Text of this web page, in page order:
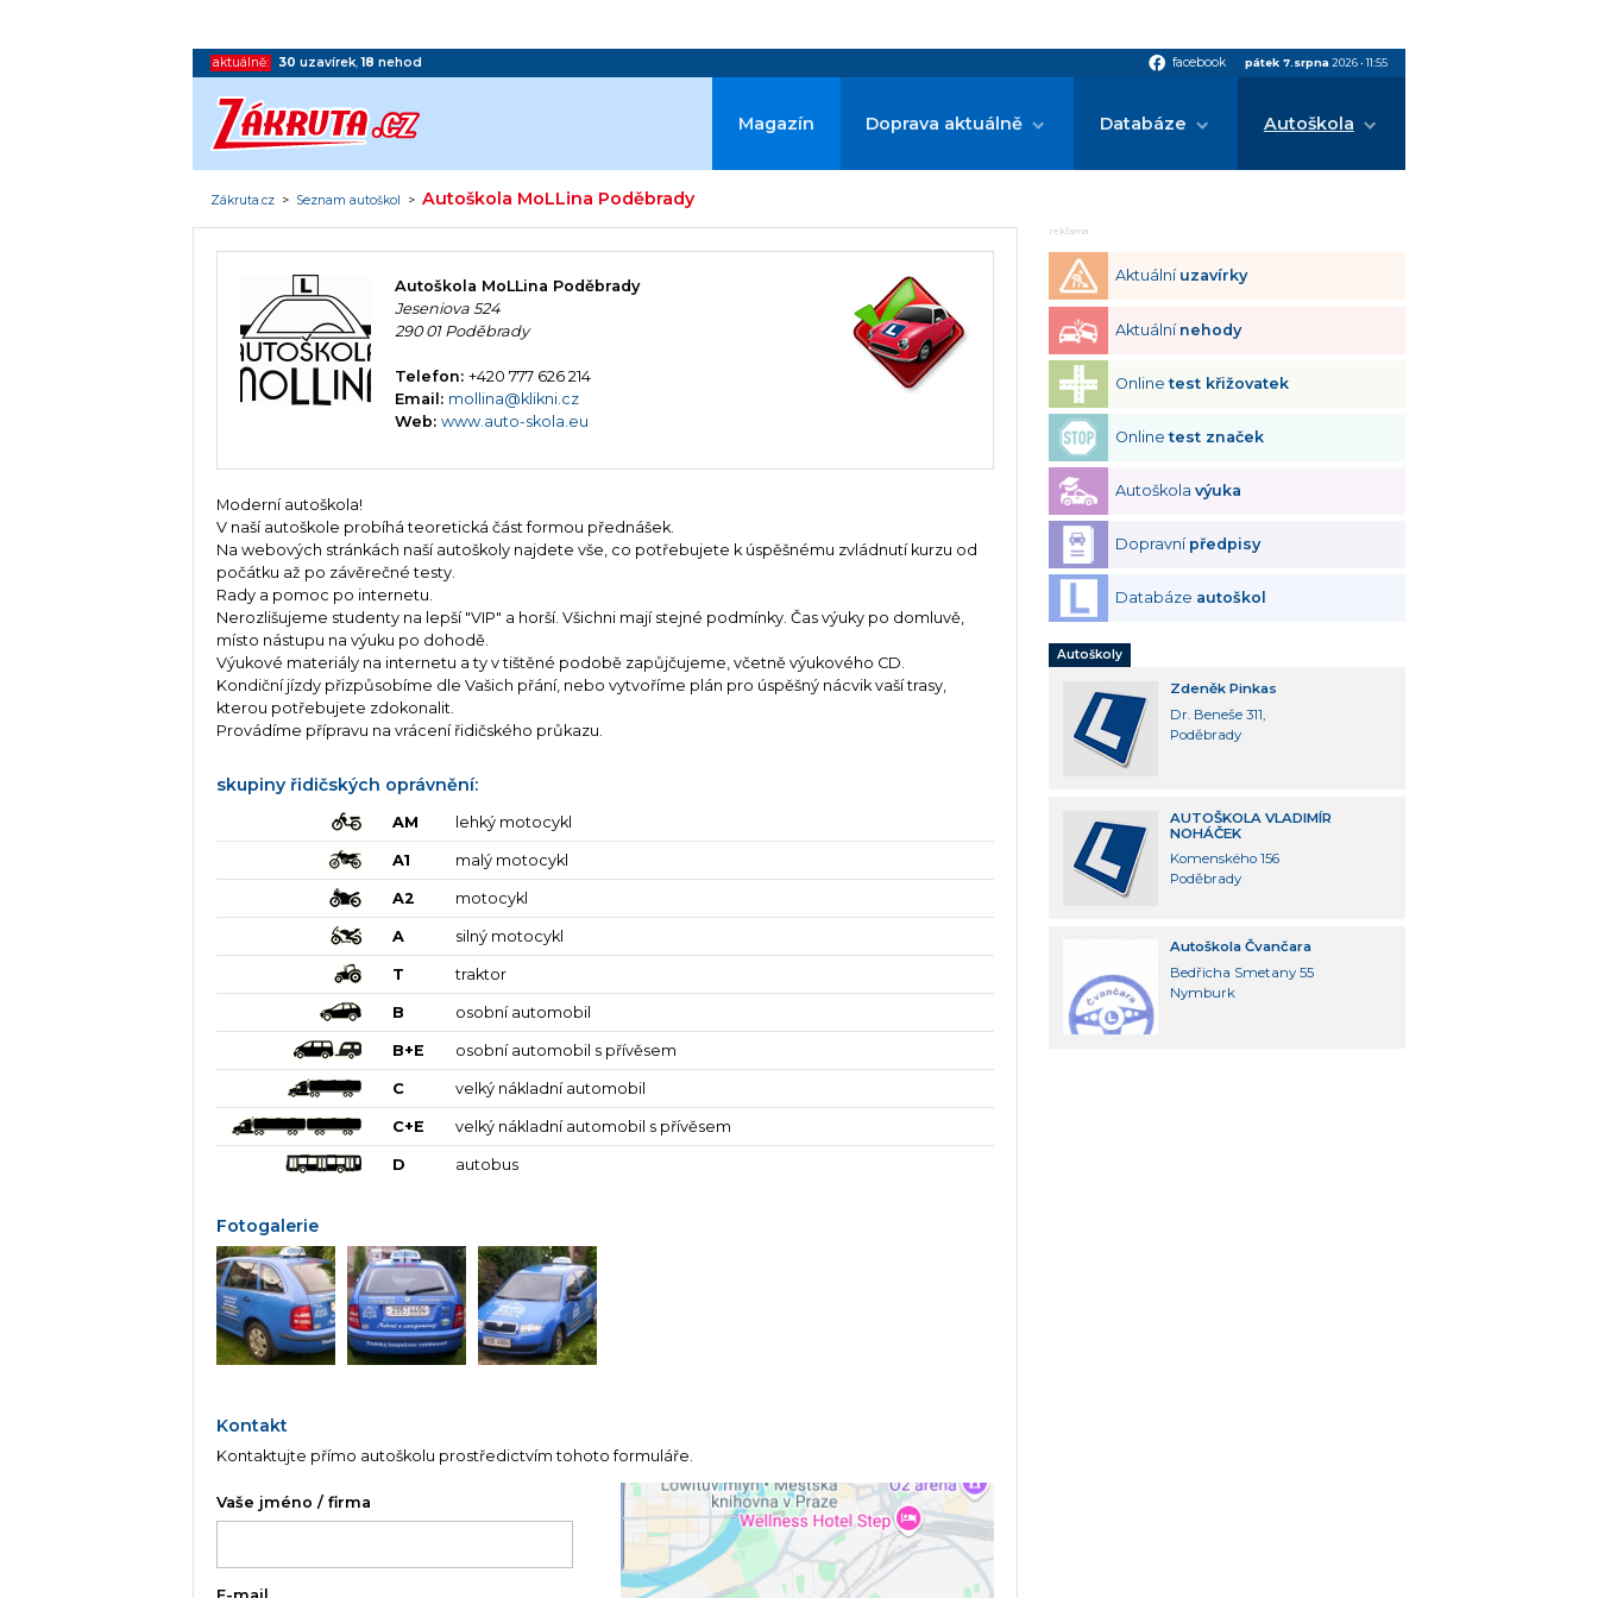
aktuálně: 30 uzavírek,18 nehod facebook facebook pátek 7.srpna 2026•11:55
Magazín Doprava aktuálně Databáze Autoškola
Zákruta.cz > Seznam autoškol >Autoškola MoLLina Poděbrady
Autoškola MoLLina Poděbrady
Jeseniova 524
290 01 Poděbrady
Telefon:+420 777 626 214
Email: mollina@klikni.cz
Web:www.auto-skola.eu
Moderní autoškola!
V naší autoškole probíhá teoretická část formou přednášek.
Na webových stránkách naší autoškoly najdete vše, co potřebujete k úspěšnému zvládnutí kurzu od
počátku až po závěrečné testy.
Rady a pomoc po internetu.
Nerozlišujeme studenty na lepší "VIP" a horší. Všichni mají stejné podmínky. Čas výuky po domluvě,
místo nástupu na výuku po dohodě.
Výukové materiály na internetu a ty v tištěné podobě zapůjčujeme, včetně výukového CD.
Kondiční jízdy přizpůsobíme dle Vašich přání, nebo vytvoříme plán pro úspěšný nácvik vaší trasy,
kterou potřebujete zdokonalit.
Provádíme přípravu na vrácení řidičského průkazu.
skupiny řidičských oprávnění:
AM lehký motocykl
A1 malý motocykl
A2 motocykl
A silný motocykl
T traktor
B osobní automobil
B+E osobní automobil s přívěsem
C velký nákladní automobil
C+E velký nákladní automobil s přívěsem
D autobus
Fotogalerie
Kontakt
Kontaktujte přímo autoškolu prostředictvím tohoto formuláře.
Vaše jméno / firma
reklama
Aktuální uzavírky
Aktuální nehody
Onlinetest křižovatek
Onlinetest značek
Autoškolavýuka
Dopravní předpisy
Databáze autoškol
Autoškoly
Zdeněk Pinkas
Dr. Beneše 311,
Poděbrady
AUTOŠKOLA VLADIMÍR
NOHÁČEK
Komenského 156
Poděbrady
Autoškola Čvančara
Bedřicha Smetany 55
Nymburk